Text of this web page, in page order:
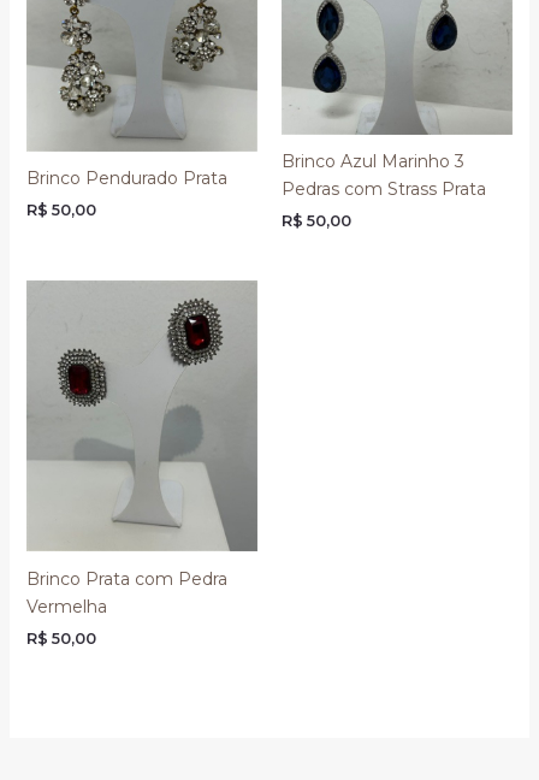
Brinco Pendurado Prata
R$ 50,00
Brinco Azul Marinho 3
Pedras com Strass Prata
R$ 50,00
Brinco Prata com Pedra
Vermelha
R$ 50,00